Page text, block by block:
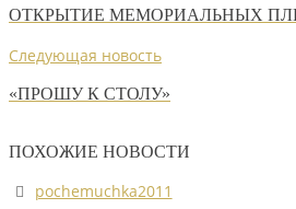
ОТКРЫТИЕ МЕМОРИАЛЬНЫХ
Следующая новость
«ПРОШУ К СТОЛУ»
ПОХОЖИЕ НОВОСТИ
pochemuchka2011